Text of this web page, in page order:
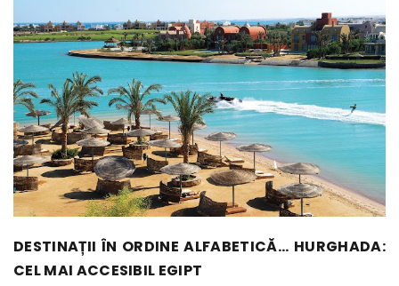
DESTINAȚII ÎN ORDINE ALFABETICĂ... HURGHADA:
CEL MAI ACCESIBIL EGIPT